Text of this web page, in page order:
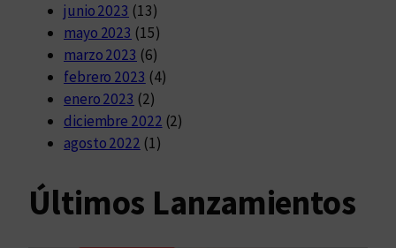
junio 2023 (13)
mayo 2023 (15)
marzo 2023 (6)
febrero 2023 (4)
enero 2023 (2)
diciembre 2022 (2)
agosto 2022 (1)
Últimos Lanzamientos